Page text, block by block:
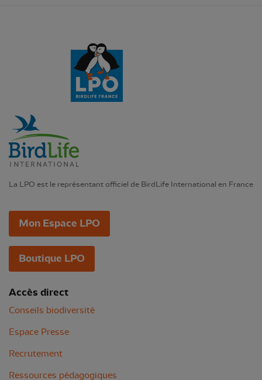
La LPO est le représentant officiel de BirdLife International en France
Mon Espace LPO
Boutique LPO
Accès direct
Conseils biodiversité
Espace Presse
Recrutement
Ressources pédagogiques